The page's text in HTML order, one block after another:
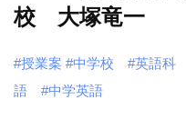
校 大塚竜一
#授業案 #中学校 #英語科
語
#中学英語